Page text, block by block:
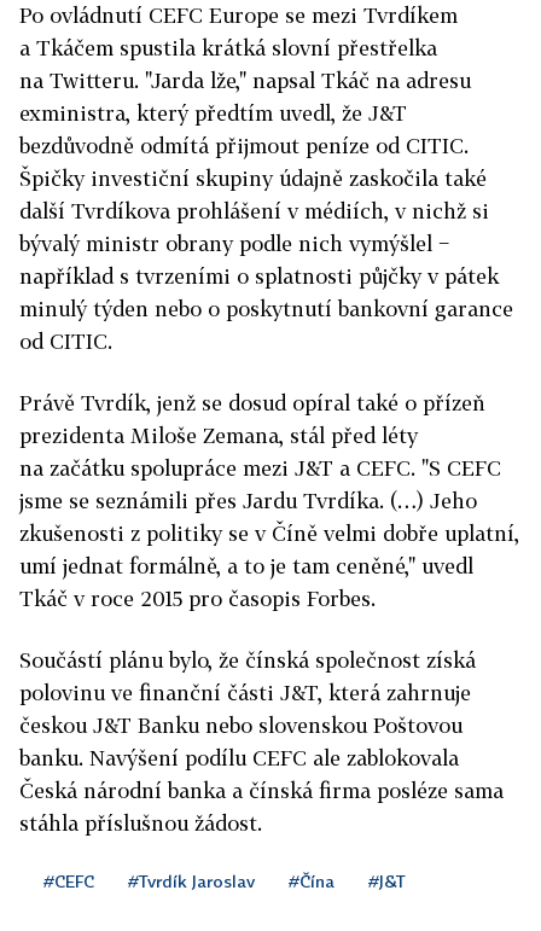
Po ovládnutí CEFC Europe se mezi Tvrdíkem
a Tkáčem spustila krátká slovní přestřelka
na Twitteru. "Jarda lže," napsal Tkáč na adresu
exministra, který předtím uvedl, že J&T
bezdůvodně odmítá přijmout peníze od CITIC.
Špičky investiční skupiny údajně zaskočila také
další Tvrdíkova prohlášení v médiích, v nichž si
bývalý ministr obrany podle nich vymýšlel −
například s tvrzeními o splatnosti půjčky v pátek
minulý týden nebo o poskytnutí bankovní garance
od CITIC.
Právě Tvrdík, jenž se dosud opíral také o přízeň
prezidenta Miloše Zemana, stál před léty
na začátku spolupráce mezi J&T a CEFC. "S CEFC
jsme se seznámili přes Jardu Tvrdíka. (…) Jeho
zkušenosti z politiky se v Číně velmi dobře uplatní,
umí jednat formálně, a to je tam ceněné," uvedl
Tkáč v roce 2015 pro časopis Forbes.
Součástí plánu bylo, že čínská společnost získá
polovinu ve finanční části J&T, která zahrnuje
českou J&T Banku nebo slovenskou Poštovou
banku. Navýšení podílu CEFC ale zablokovala
Česká národní banka a čínská firma posléze sama
stáhla příslušnou žádost.
#CEFC #Tvrdík Jaroslav #Čína #J&T